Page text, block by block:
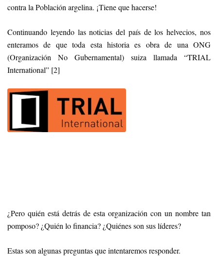
contra la Población argelina. ¡Tiene que hacerse!
Continuando leyendo las noticias del país de los helvecios, nos
enteramos de que toda esta historia es obra de una ONG
(Organización No Gubernamental) suiza llamada “TRIAL
International” [2]
¿Pero quién está detrás de esta organización con un nombre tan
pomposo? ¿Quién lo financia? ¿Quiénes son sus líderes?
Estas son algunas preguntas que intentaremos responder.